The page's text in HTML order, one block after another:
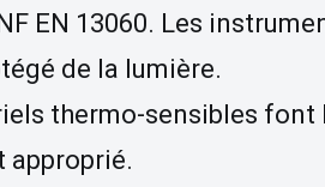
EN 13060. Les
de la lumière.
thermo-sensibles font
approprié.